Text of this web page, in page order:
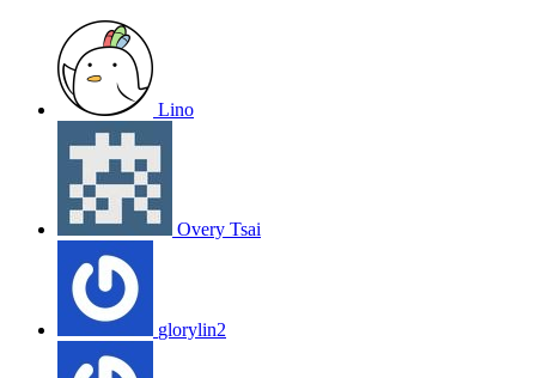
Lino
Overy Tsai
glorylin2